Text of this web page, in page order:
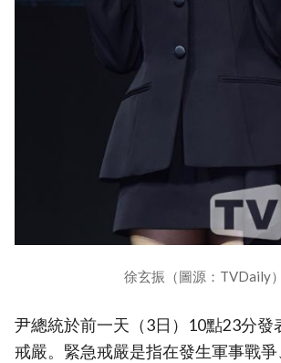
徐玄振（圖源：TVDaily）
尹總統於前一天（3日）10點23分發
戒嚴。緊急戒嚴是指在發生軍事戰